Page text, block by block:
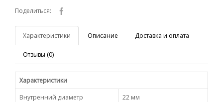
Поделиться:
Характеристики Описание Доставка и оплата
Отзывы (0)
Характеристики
Внутренний диаметр
22 мм